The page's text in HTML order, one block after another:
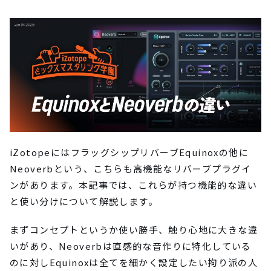
iZotopeにはフラッグシップリバーブEquinoxの他に
Neoverbという、こちらも高機能なリバーブプラグイ
ンがあります。本記事では、これらが持つ機能的な違い
と使い分けについて解説します。
まずコンセプトというか使い勝手、触り心地に大きな違
いがあり、Neoverbは直感的な音作りに特化している
のに対しEquinoxは全てを細かく設定したい拘り派の人